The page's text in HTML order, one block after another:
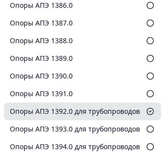
Опоры АПЭ 1386.0
Опоры АПЭ 1387.0
Опоры АПЭ 1388.0
Опоры АПЭ 1389.0
Опоры АПЭ 1390.0
Опоры АПЭ 1391.0
Опоры АПЭ 1392.0 для трубопроводов
Опоры АПЭ 1393.0 для трубопроводов
Опоры АПЭ 1394.0 для трубопроводов